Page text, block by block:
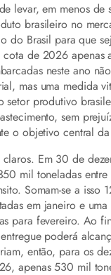
levar, em menos de
brasileiro no
do Brasil para que
cota de 2026 apenas
neste ano
mas uma medida
setor produtivo
sem
o objetivo central
claros. Em 30 de
mil toneladas entre
Somam-se a isso
em janeiro e
para fevereiro. Ao
poderá
então, para os
apenas 530 mil